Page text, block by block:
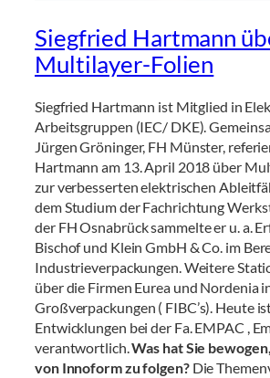
Siegfried Hartmann
Multilayer-Folien
Siegfried Hartmann ist Mitglied in
Arbeitsgruppen (IEC/ DKE).
Jürgen Gröninger, FH Münster,
Hartmann am 13. April 2018 über
zur verbesserten elektrischen
dem Studium der Fachrichtung
der FH Osnabrück sammelte er u. a.
Bischof und Klein GmbH & Co. im
Industrieverpackungen. Weitere
über die Firmen Eurea und Nordenia
Großverpackungen ( FIBC’s). Heute
Entwicklungen bei der Fa. EMPAC ,
verantwortlich.Was hat Sie
von Innoform zu folgen?Die